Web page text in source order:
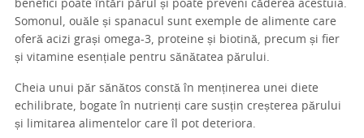
benefici poate întări părul și poate preveni căderea acestuia.
Somonul, ouăle și spanacul sunt exemple de alimente care
oferă acizi grași omega-3, proteine și biotină, precum și fier
și vitamine esențiale pentru sănătatea părului.
Cheia unui păr sănătos constă în menținerea unei diete
echilibrate, bogate în nutrienți care susțin creșterea părului
și limitarea alimentelor care îl pot deteriora.